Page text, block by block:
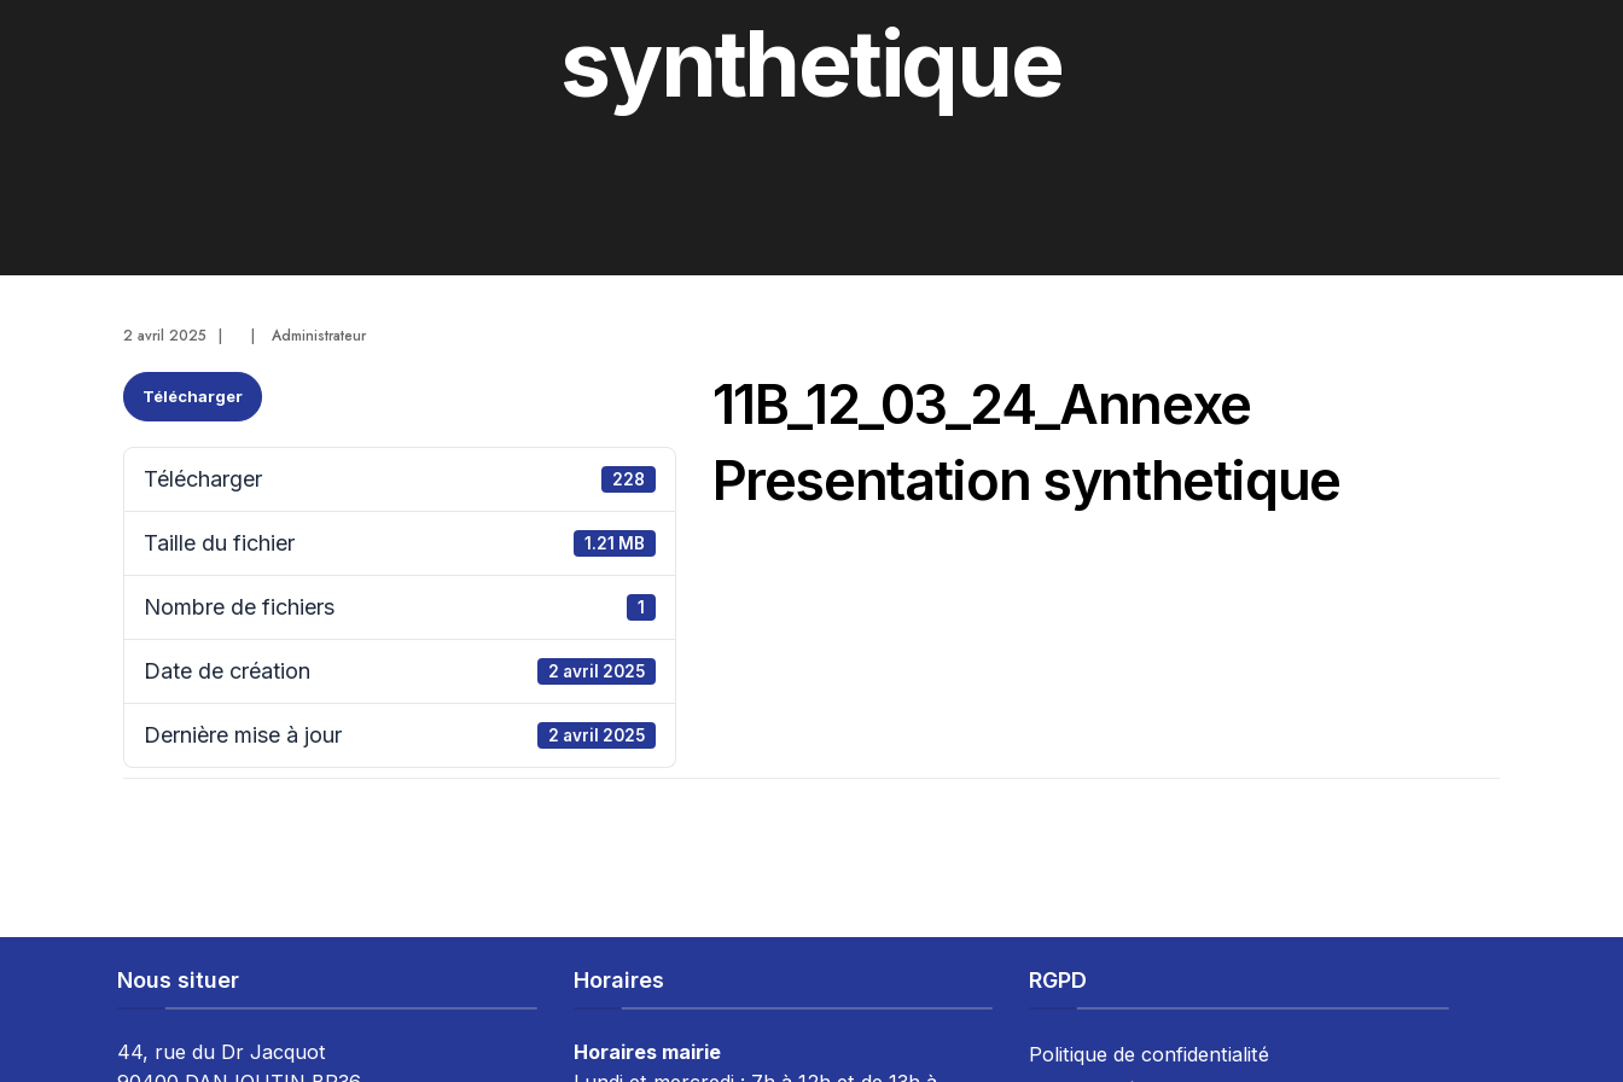
synthetique
2 avril 2025 | | Administrateur
Télécharger
Télécharger 228
Taille du fichier 1.21 MB
Nombre de fichiers 1
Date de création 2 avril 2025
Dernière mise à jour 2 avril 2025
11B_12_03_24_Annexe
Presentation synthetique
Nous situer
44, rue du Dr Jacquot
Horaires
Horaires mairie
RGPD
Politique de confidentialité